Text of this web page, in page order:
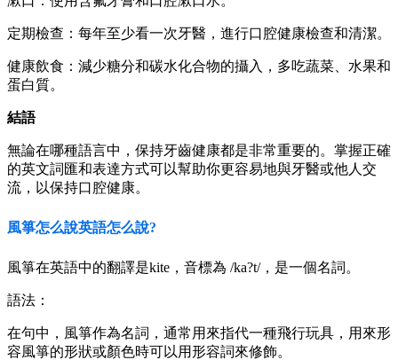
定期檢查：每年至少看一次牙醫，進行口腔健康檢查和清潔。
健康飲食：減少糖分和碳水化合物的攝入，多吃蔬菜、水果和
蛋白質。
結語
無論在哪種語言中，保持牙齒健康都是非常重要的。掌握正確
的英文詞匯和表達方式可以幫助你更容易地與牙醫或他人交
流，以保持口腔健康。
風箏怎么說英語怎么說?
風箏在英語中的翻譯是kite，音標為 /ka?t/，是一個名詞。
語法：
在句中，風箏作為名詞，通常用來指代一種飛行玩具，用來形
容風箏的形狀或顏色時可以用形容詞來修飾。